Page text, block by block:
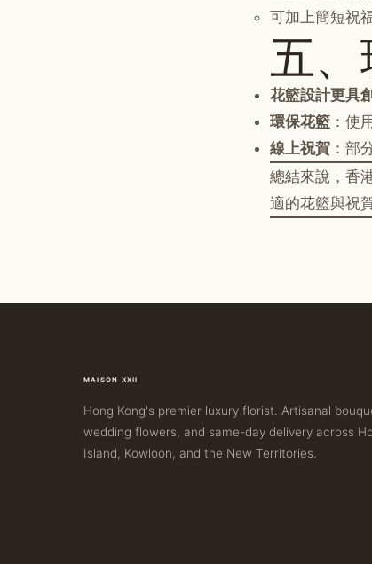
可加上簡短祝
五
花籃設計更具
環保花籃 ：使
線上祝賀 ：部
總結來說，香
適的花籃與祝
MAISON XXII
Hong Kong's premier luxury florist. Artisanal
wedding flowers, and same-day delivery across
Island, Kowloon, and the New Territories.